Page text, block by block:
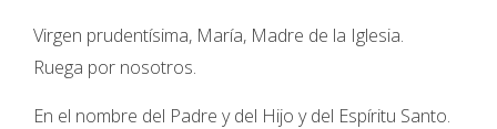
Virgen prudentísima, María, Madre de la Iglesia.
Ruega por nosotros.
En el nombre del Padre y del Hijo y del Espíritu Santo.